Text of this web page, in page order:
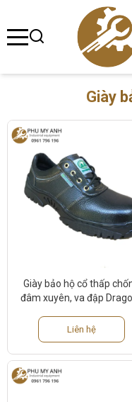
Giày
Giày bảo hộ cổ thấp
đâm xuyên, va đập
Liên hệ